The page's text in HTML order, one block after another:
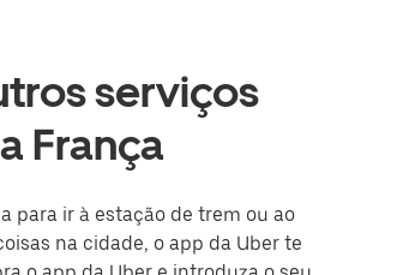
serviços
França
para ir à estação de trem ou ao
na cidade, o app da Uber te